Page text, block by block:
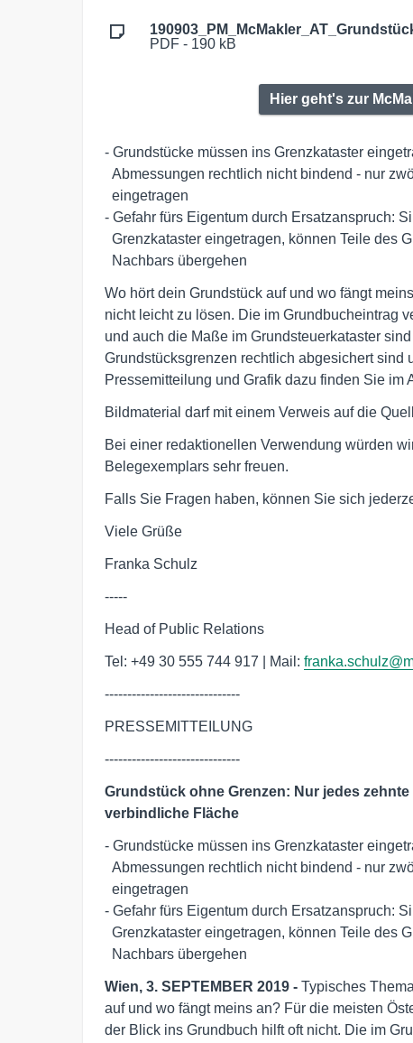
PDF - 190 kB
Hier geht's zur
- Grundstücke müssen ins Grenzkataster
- Gefahr fürs Eigentum durch Ersatzanspruch:
  Nachbars übergehen
Wo hört dein Grundstück auf und wo fängt
nicht leicht zu lösen. Die im Grundbucheintrag
und auch die Maße im Grundsteuerkataster
Grundstücksgrenzen rechtlich abgesichert
Pressemitteilung und Grafik dazu finden Sie im
Bildmaterial darf mit einem Verweis auf die
Bei einer redaktionellen Verwendung würden
Belegexemplars sehr freuen.
Falls Sie Fragen haben, können Sie sich
Viele Grüße
Franka Schulz
-----
Head of Public Relations
Tel: +49 30 555 744 917 | Mail:
------------------------------
PRESSEMITTEILUNG
------------------------------
Grundstück ohne Grenzen: Nur jedes
verbindliche Fläche
- Grundstücke müssen ins Grenzkataster
- Gefahr fürs Eigentum durch Ersatzanspruch:
  Nachbars übergehen
Wien, 3. SEPTEMBER 2019 - Typisches
auf und wo fängt meins an? Für die meisten
der Blick ins Grundbuch hilft oft nicht. Die im